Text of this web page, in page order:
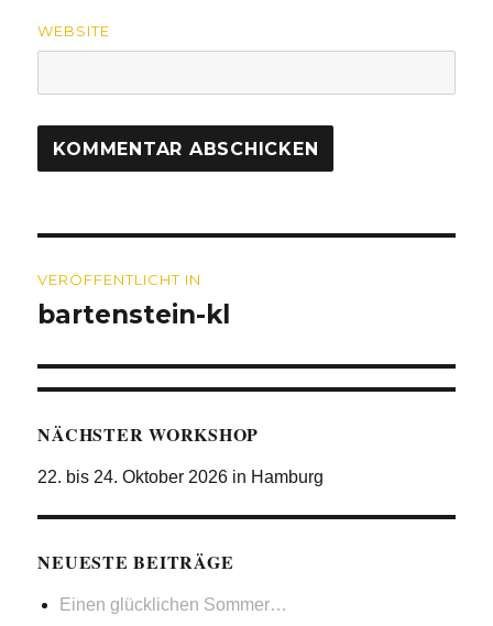
WEBSITE
VERÖFFENTLICHT IN
bartenstein-kl
NÄCHSTER WORKSHOP
22. bis 24. Oktober 2026 in Hamburg
NEUESTE BEITRÄGE
Einen glücklichen Sommer…